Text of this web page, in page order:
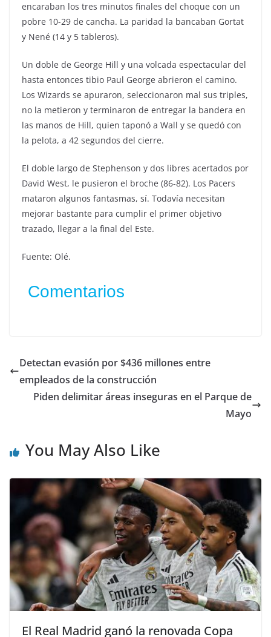
encaraban los tres minutos finales del choque con un
pobre 10-29 de cancha. La paridad la bancaban Gortat
y Nené (14 y 5 tableros).
Un doble de George Hill y una volcada espectacular del
hasta entonces tibio Paul George abrieron el camino.
Los Wizards se apuraron, seleccionaron mal sus triples,
no la metieron y terminaron de entregar la bandera en
las manos de Hill, quien taponó a Wall y se quedó con
la pelota, a 42 segundos del cierre.
El doble largo de Stephenson y dos libres acertados por
David West, le pusieron el broche (86-82). Los Pacers
mataron algunos fantasmas, sí. Todavía necesitan
mejorar bastante para cumplir el primer objetivo
trazado, llegar a la final del Este.
Fuente: Olé.
Comentarios
Detectan evasión por $436 millones entre
empleados de la construcción
Piden delimitar áreas inseguras en el Parque de
Mayo
You May Also Like
El Real Madrid ganó la renovada Copa